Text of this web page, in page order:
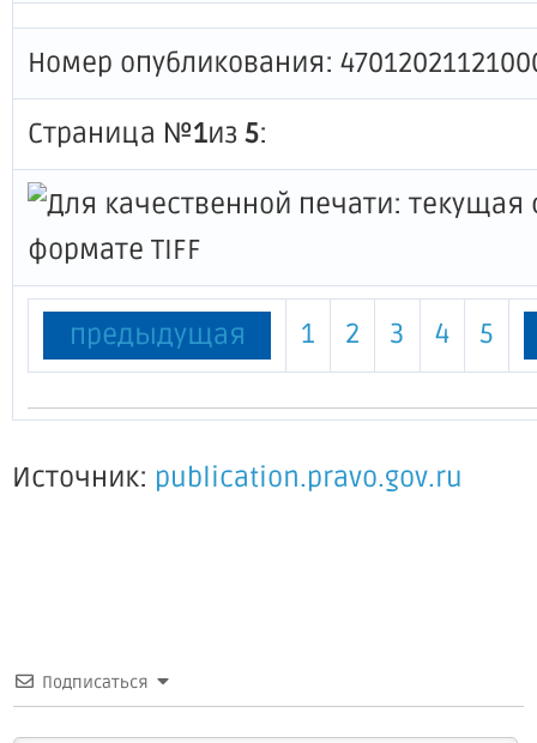
Номер опубликования:
Страница №1из 5:
предыдущая 1 2 3 4 5
Источник: publication.pravo.gov.ru
Подписаться